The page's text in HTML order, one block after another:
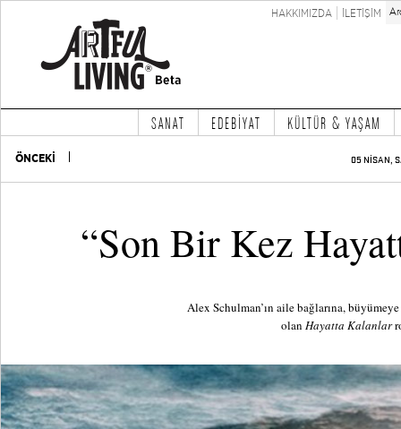
HAKKIMIZDA İLETİŞİM
SANAT EDEBİYAT KÜLTÜR & YAŞAM
ÖNCEKİ 05 NİSAN,
“Son Bir Kez
Alex Schulman’ın aile bağlarına,
olan Hayatta Kalanlar